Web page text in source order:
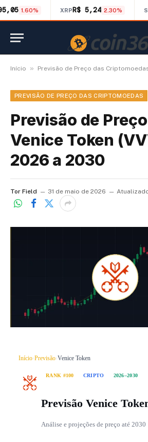
1.60% XRPR$ 5,24 2.30%
Início » Previsão de Preço das
PREVISÃO DE PREÇO DAS CRIPTOMOEDAS
Previsão de
Venice Token
2026 a 2030
Tor Field 31 de maio de 2026
Início›Previsão›Venice Token
RANK #100 CRIPTO 2026–2030
Previsão Venice
Análise e projeções de preço até 2030